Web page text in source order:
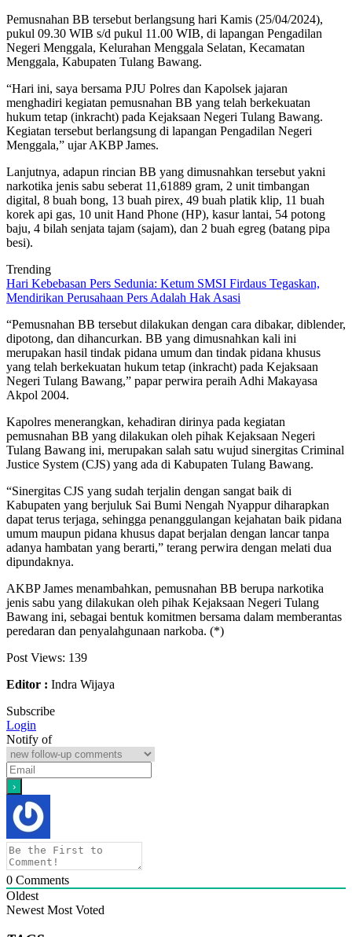
Pemusnahan BB tersebut berlangsung hari Kamis (25/04/2024),
pukul 09.30 WIB s/d pukul 11.00 WIB, di lapangan Pengadilan
Negeri Menggala, Kelurahan Menggala Selatan, Kecamatan
Menggala, Kabupaten Tulang Bawang.
“Hari ini, saya bersama PJU Polres dan Kapolsek jajaran
menghadiri kegiatan pemusnahan BB yang telah berkekuatan
hukum tetap (inkracht) pada Kejaksaan Negeri Tulang Bawang.
Kegiatan tersebut berlangsung di lapangan Pengadilan Negeri
Menggala,” ujar AKBP James.
Lanjutnya, adapun rincian BB yang dimusnahkan tersebut yakni
narkotika jenis sabu seberat 11,61889 gram, 2 unit timbangan
digital, 8 buah bong, 13 buah pirex, 49 buah platik klip, 11 buah
korek api gas, 10 unit Hand Phone (HP), kasur lantai, 54 potong
baju, 4 bilah senjata tajam (sajam), dan 2 buah egreg (batang pipa
besi).
Trending
Hari Kebebasan Pers Sedunia: Ketum SMSI Firdaus Tegaskan,
Mendirikan Perusahaan Pers Adalah Hak Asasi
“Pemusnahan BB tersebut dilakukan dengan cara dibakar, diblender,
dipotong, dan dihancurkan. BB yang dimusnahkan kali ini
merupakan hasil tindak pidana umum dan tindak pidana khusus
yang telah berkekuatan hukum tetap (inkracht) pada Kejaksaan
Negeri Tulang Bawang,” papar perwira peraih Adhi Makayasa
Akpol 2004.
Kapolres menerangkan, kehadiran dirinya pada kegiatan
pemusnahan BB yang dilakukan oleh pihak Kejaksaan Negeri
Tulang Bawang ini, merupakan salah satu wujud sinergitas Criminal
Justice System (CJS) yang ada di Kabupaten Tulang Bawang.
“Sinergitas CJS yang sudah terjalin dengan sangat baik di
Kabupaten yang berjuluk Sai Bumi Nengah Nyappur diharapkan
dapat terus terjaga, sehingga penanggulangan kejahatan baik pidana
umum maupun pidana khusus dapat berjalan dengan lancar tanpa
adanya hambatan yang berarti,” terang perwira dengan melati dua
dipundaknya.
AKBP James menambahkan, pemusnahan BB berupa narkotika
jenis sabu yang dilakukan oleh pihak Kejaksaan Negeri Tulang
Bawang ini, sebagai bentuk komitmen bersama dalam memberantas
peredaran dan penyalahgunaan narkoba. (*)
Post Views: 139
Editor : Indra Wijaya
Subscribe
Login
Notify of
0 Comments
Oldest
Newest Most Voted